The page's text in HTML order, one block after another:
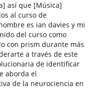
así que [Música]
al curso de
es ian davies y mi
del curso como
con prism durante más
a través de este
de identificar
aborda el
de la neurociencia en